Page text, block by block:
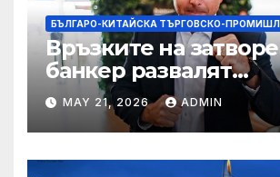
БЪЛГАРО-КИТАЙСКА ТЪРГОВСКО-
Връзките на
банкер развалят
надеждите на
Болсонаро за
Бразилия
MAY 21, 2026 ADMIN